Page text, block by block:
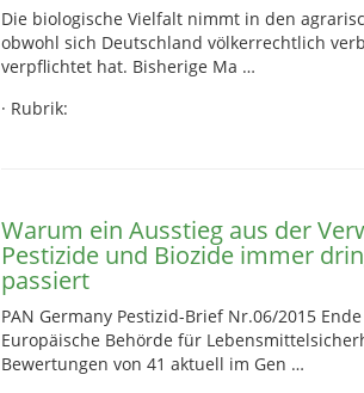
Die biologische Vielfalt nimmt in den
obwohl sich Deutschland völkerrechtlich
verpflichtet hat. Bisherige Ma …
· Rubrik:
Warum ein Ausstieg aus der
Pestizide und Biozide immer
passiert
PAN Germany Pestizid-Brief Nr.06/2015
Europäische Behörde für
Bewertungen von 41 aktuell im Gen …